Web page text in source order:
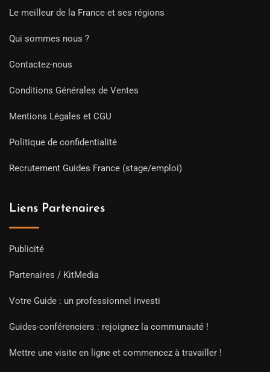
Le meilleur de la France et ses régions
Qui sommes nous ?
Contactez-nous
Conditions Générales de Ventes
Mentions Légales et CGU
Politique de confidentialité
Recrutement Guides France (stage/emploi)
Liens Partenaires
Publicité
Partenaires / KitMedia
Votre Guide : un professionnel investi
Guides-conférenciers : rejoignez la communauté !
Mettre une visite en ligne et commencez à travailler !